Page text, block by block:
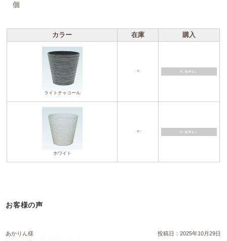
個
カラー 在庫 購入
ライトチャコール
×
ホワイト
×
お客様の声
あかりん様 投稿日：2025年10月29日